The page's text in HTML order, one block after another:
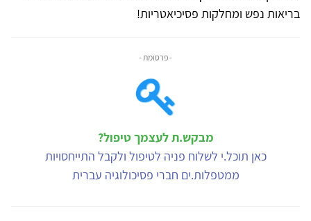
בריאות נפש ומחלקות פסיכיאטריות!
- פרסומת -
מבקש.ת לעצמך טיפול?
כאן תוכל.י לשלוח פניה לטיפול ולקבל התייחסויות
ממטפלות.ים חברי פסיכולוגיה עברית